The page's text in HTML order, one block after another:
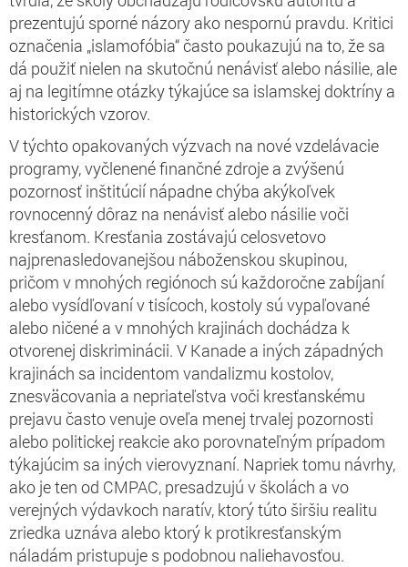
prezentujú sporné názory ako nespornú pravdu. Kritici
označenia „islamofóbia“ často poukazujú na to, že sa
dá použiť nielen na skutočnú nenávisť alebo násilie, ale
aj na legitímne otázky týkajúce sa islamskej doktríny a
historických vzorov.
V týchto opakovaných výzvach na nové vzdelávacie
programy, vyčlenené finančné zdroje a zvýšenú
pozornosť inštitúcií nápadne chýba akýkoľvek
rovnocenný dôraz na nenávisť alebo násilie voči
kresťanom. Kresťania zostávajú celosvetovo
najprenasledovanejšou náboženskou skupinou,
pričom v mnohých regiónoch sú každoročne zabíjaní
alebo vysídľovaní v tisícoch, kostoly sú vypaľované
alebo ničené a v mnohých krajinách dochádza k
otvorenej diskriminácii. V Kanade a iných západných
krajinách sa incidentom vandalizmu kostolov,
znesväcovania a nepriateľstva voči kresťanskému
prejavu často venuje oveľa menej trvalej pozornosti
alebo politickej reakcie ako porovnateľným prípadom
týkajúcim sa iných vierovyznaní. Napriek tomu návrhy,
ako je ten od CMPAC, presadzujú v školách a vo
verejných výdavkoch naratív, ktorý túto širšiu realitu
zriedka uznáva alebo ktorý k protikresťanským
náladám pristupuje s podobnou naliehavosťou.